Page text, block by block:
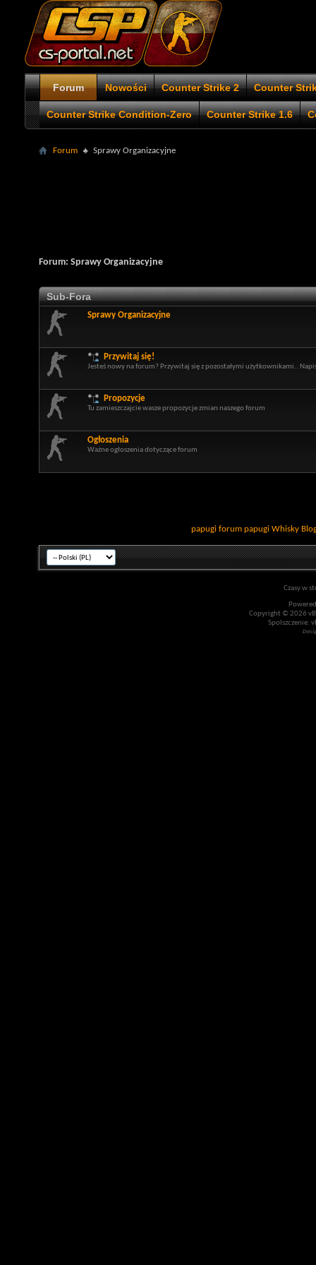
Forum Nowości Counter Strike 2 Counter
Counter Strike Condition-Zero Counter Strike 1.6
Forum Sprawy Organizacyjne
Forum: Sprawy Organizacyjne
Sub-Fora
Sprawy Organizacyjne
Przywitaj się!
Jesteś nowy na forum? Przywitaj się z pozostałymi użytkownikami..
Propozycje
Tu zamieszczajcie wasze propozycje zmian naszego forum
Ogłoszenia
Ważne ogłoszenia dotyczące forum
papugi forum papugi Whisky
Czasy w
Copyright © 2026
Spolszczenie: